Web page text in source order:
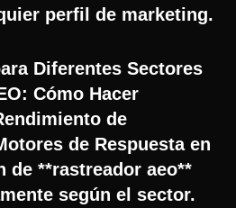
perfil de marketing.
Diferentes Sectores
Cómo Hacer
de
de Respuesta en
de **rastreador aeo**
según el sector.